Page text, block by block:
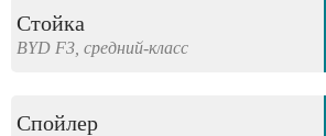
Стойка
BYD F3, средний-класс
Спойлер